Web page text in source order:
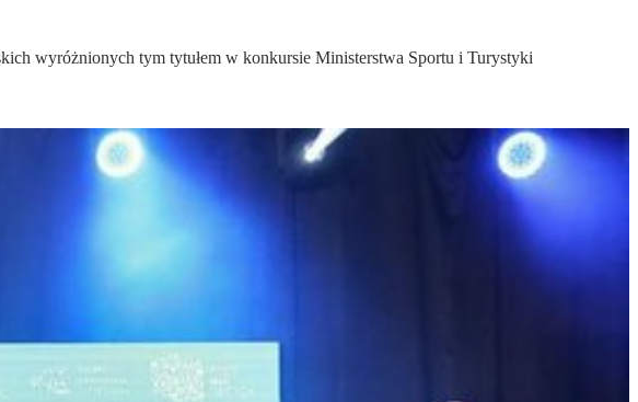
wyróżnionych tym tytułem w konkursie Ministerstwa Sportu i Turystyki